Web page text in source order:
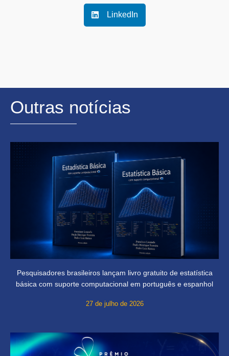
LinkedIn
Outras notícias
Pesquisadores brasileiros lançam livro gratuito de estatística
básica com suporte computacional em português e espanhol
27 de julho de 2026